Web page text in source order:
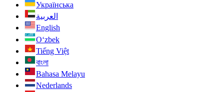
Українська
العربية
English
O‘zbek
Tiếng Việt
বাংলা
Bahasa Melayu
Nederlands